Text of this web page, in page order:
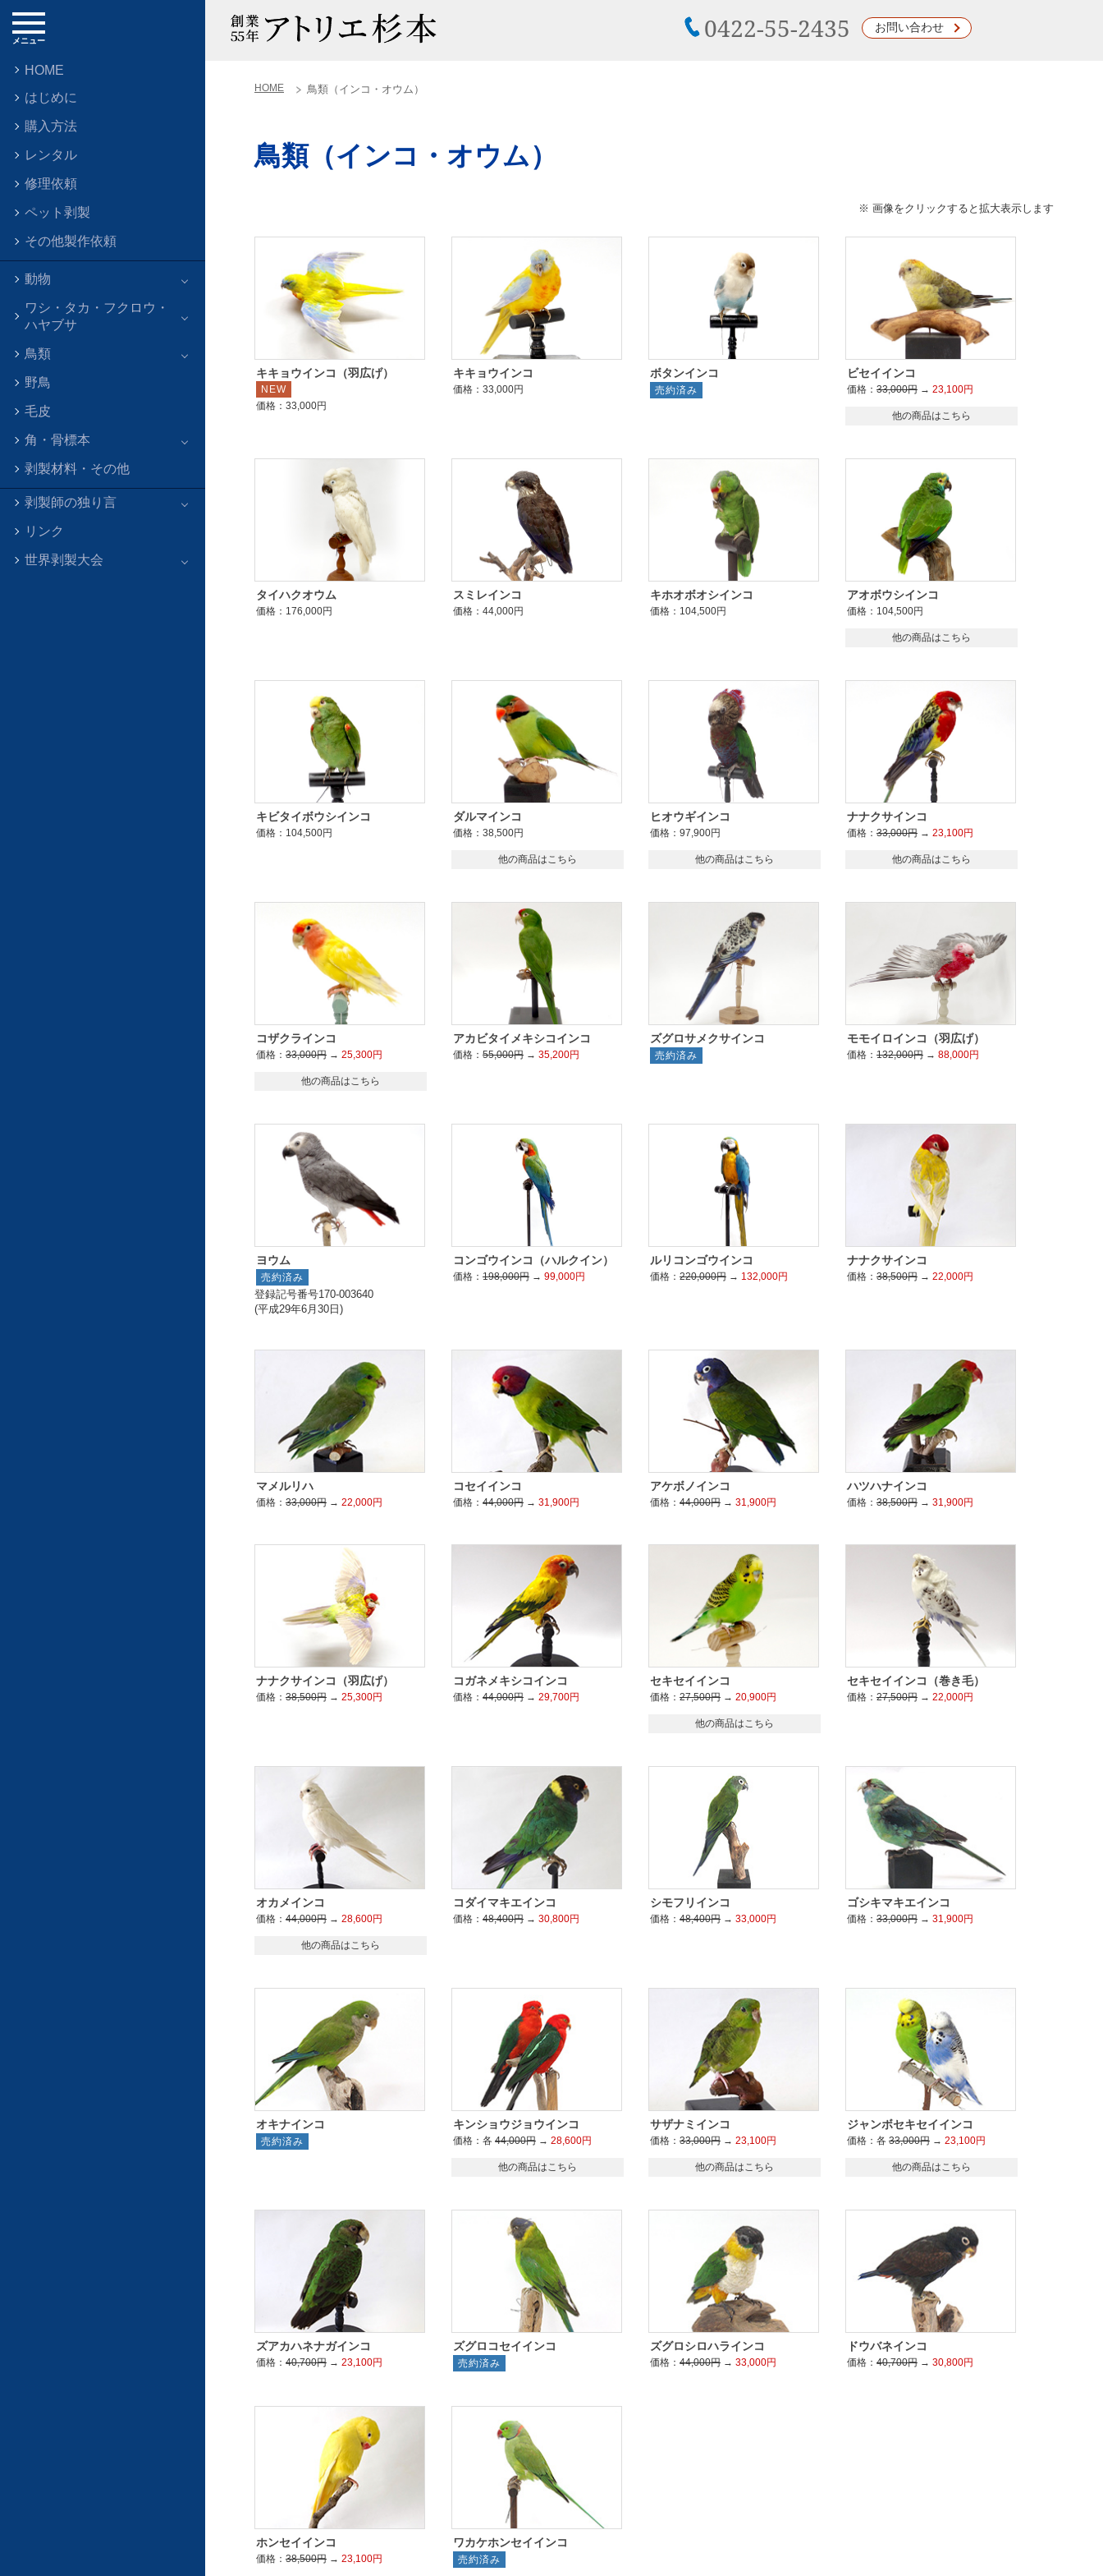
メニュー
HOME
はじめに
購入方法
レンタル
修理依頼
ペット剥製
その他製作依頼
動物
ワシ・タカ・フクロウ・
ハヤブサ
鳥類
野鳥
毛皮
角・骨標本
剥製材料・その他
剥製師の独り言
リンク
世界剥製大会
0422-55-2435 お問い合わせ
HOME 鳥類（インコ・オウム）
鳥類（インコ・オウム）
※ 画像をクリックすると拡大表示します
キキョウインコ（羽広げ）
NEW
価格：33,000円
キキョウインコ
価格：33,000円
ボタンインコ
売約済み
ビセイインコ
価格： 33,000円 → 23,100円
他の商品はこちら
タイハクオウム
価格：176,000円
スミレインコ
価格：44,000円
キホオボオシインコ
価格：104,500円
アオボウシインコ
価格：104,500円
他の商品はこちら
キビタイボウシインコ
価格：104,500円
ダルマインコ
価格：38,500円
他の商品はこちら
ヒオウギインコ
価格：97,900円
他の商品はこちら
ナナクサインコ
価格： 33,000円 → 23,100円
他の商品はこちら
コザクラインコ
価格： 33,000円 → 25,300円
他の商品はこちら
アカビタイメキシコインコ
価格： 55,000円 → 35,200円
ズグロサメクサインコ
売約済み
モモイロインコ（羽広げ）
価格： 132,000円 → 88,000円
ヨウム
売約済み
登録記号番号170-003640
(平成29年6月30日)
コンゴウインコ（ハルクイン）
価格： 198,000円 → 99,000円
ルリコンゴウインコ
価格： 220,000円 → 132,000円
ナナクサインコ
価格： 38,500円 → 22,000円
マメルリハ
価格： 33,000円 → 22,000円
コセイインコ
価格： 44,000円 → 31,900円
アケボノインコ
価格： 44,000円 → 31,900円
ハツハナインコ
価格： 38,500円 → 31,900円
ナナクサインコ（羽広げ）
価格： 38,500円 → 25,300円
コガネメキシコインコ
価格： 44,000円 → 29,700円
セキセイインコ
価格： 27,500円 → 20,900円
他の商品はこちら
セキセイインコ（巻き毛）
価格： 27,500円 → 22,000円
オカメインコ
価格： 44,000円 → 28,600円
他の商品はこちら
コダイマキエインコ
価格： 48,400円 → 30,800円
シモフリインコ
価格： 48,400円 → 33,000円
ゴシキマキエインコ
価格： 33,000円 → 31,900円
オキナインコ
売約済み
キンショウジョウインコ
価格：各 44,000円 → 28,600円
他の商品はこちら
サザナミインコ
価格： 33,000円 → 23,100円
他の商品はこちら
ジャンボセキセイインコ
価格：各 33,000円 → 23,100円
他の商品はこちら
ズアカハネナガインコ
価格： 40,700円 → 23,100円
ズグロコセイインコ
売約済み
ズグロシロハラインコ
価格： 44,000円 → 33,000円
ドウバネインコ
価格： 40,700円 → 30,800円
ホンセイインコ
価格： 38,500円 → 23,100円
ワカケホンセイインコ
売約済み